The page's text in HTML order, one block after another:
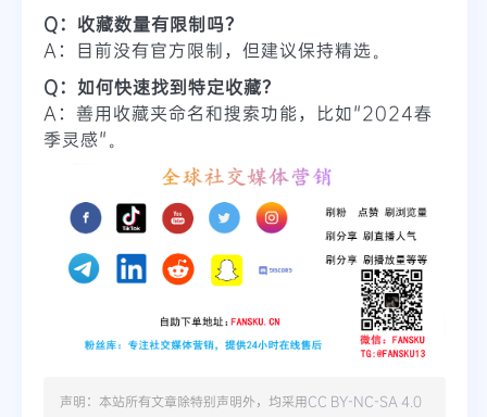
Q：收藏数量有限制吗？
A：目前没有官方限制，但建议保持精选。
Q：如何快速找到特定收藏？
A：善用收藏夹命名和搜索功能，比如"2024春
季灵感"。
声明：本站所有文章除特别声明外，均采用CC BY-NC-SA 4.0